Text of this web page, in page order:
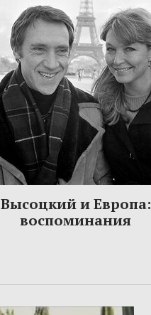
Высоцкий и Европа:
воспоминания